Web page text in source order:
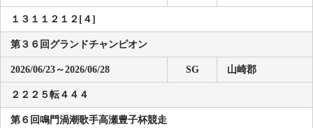
１３１１２１２[４]
第３６回グランドチャンピオン
2026/06/23～2026/06/28 SG 山崎郡
２２２５転４４４
第６回鳴門渦潮歌手高瀬豊子杯競走